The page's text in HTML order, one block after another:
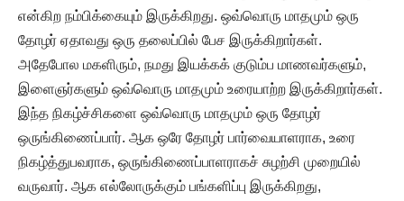
என்கிற நம்பிக்கையும் இருக்கிறது. ஒவ்வொரு மாதமும் ஒரு
தோழர் ஏதாவது ஒரு தலைப்பில் பேச இருக்கிறார்கள்.
அதேபோல மகளிரும், நமது இயக்கக் குடும்ப மாணவர்களும்,
இளைஞர்களும் ஒவ்வொரு மாதமும் உரையாற்ற இருக்கிறார்கள்.
இந்த நிகழ்ச்சிகளை ஒவ்வொரு மாதமும் ஒரு தோழர்
ஒருங்கிணைப்பார். ஆக ஒரே தோழர் பார்வையாளராக, உரை
நிகழ்த்துபவராக, ஒருங்கிணைப்பாளராகச் சுழற்சி முறையில்
வருவார். ஆக எல்லோருக்கும் பங்களிப்பு இருக்கிறது,